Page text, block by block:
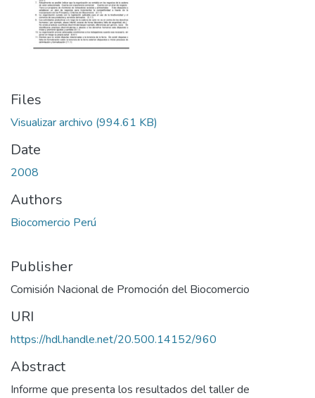
Files
Visualizar archivo (994.61 KB)
Date
2008
Authors
Biocomercio Perú
Publisher
Comisión Nacional de Promoción del Biocomercio
URI
https://hdl.handle.net/20.500.14152/960
Abstract
Informe que presenta los resultados del taller de